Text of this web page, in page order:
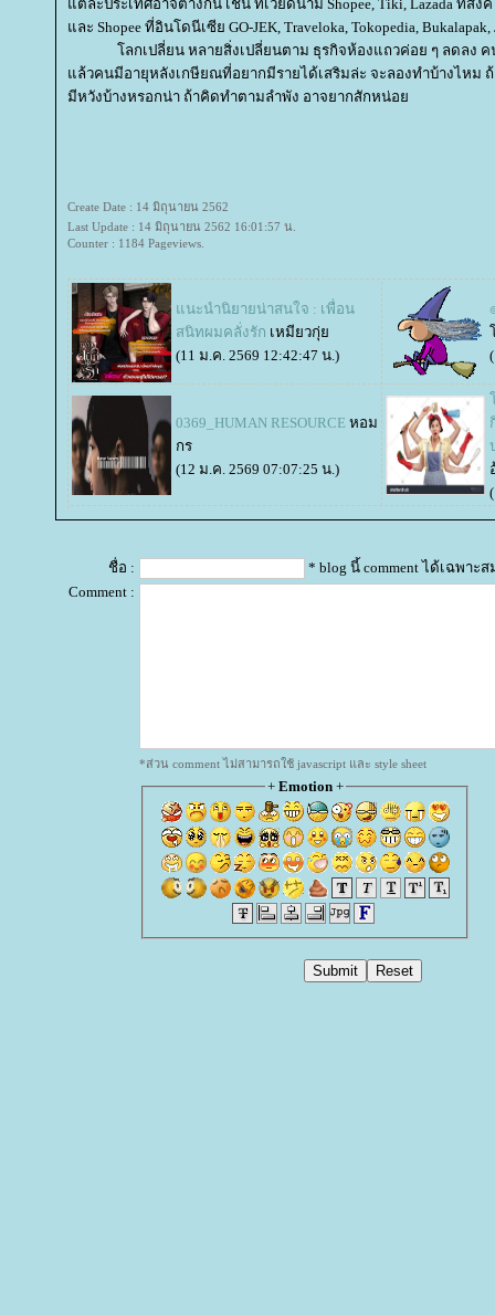
ต่ละประเทศอาจต่างกัน เช่น ที่เวียดนาม Shopee, Tiki, Lazada ที่สิงคโ
ละ Shopee ที่อินโดนีเซีย GO-JEK, Traveloka, Tokopedia, Bukalapak,
ลกเปลี่ยน หลายสิ่งเปลี่ยนตาม ธุรกิจห้องแถวค่อย ๆ ลดลง ค
ล้วคนมีอายุหลังเกษียณที่อยากมีรายได้เสริมล่ะ จะลองทำบ้างไหม
มีหวังบ้างหรอกน่า ถ้าคิดทำตามลำพัง อาจยากสักหน่อ
Create Date : 14 มิถุนายน 2562
Last Update : 14 มิถุนายน 2562 16:01:57 น.
Counter : 1184 Pageviews.
นะนำนิยายน่าสนใจ : เพื่อน
สนิทผมคลั่งรัก เหมียวกุ่
(11 ม.ค. 2569 12:42:47 น.)
0369_HUMAN RESOURCE หอม
กร
(12 ม.ค. 2569 07:07:25 น.)
ชื่อ :
* blog นี้ comment ได้เฉพาะ
Comment :
*ส่วน comment ไม่สามารถใช้ javascript และ style sheet
+ Emotion+